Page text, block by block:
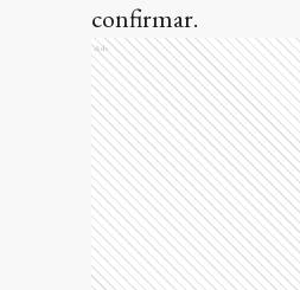
confirmar.
Ads